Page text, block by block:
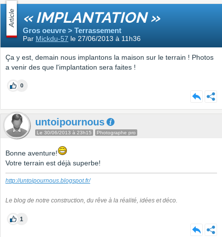
Article « IMPLANTATION »
Gros oeuvre > Terrassement
Par Mickdu-57 le 27/06/2013 à 11h36
Ça y est, demain nous implantons la maison sur le terrain ! Photos
a venir des que l'implantation sera faites !
0
untoipournous
Le 30/06/2013 à 23h15 Photographe pro
Bonne aventure!
Votre terrain est déjà superbe!
http://untoipournous.blogspot.fr/
Le blog de notre construction, du rêve à la réalité, idées et déco.
1